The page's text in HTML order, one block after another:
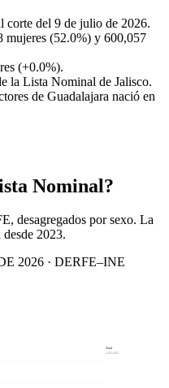
corte del 9 de julio de 2026.
mujeres (52.0%) y 600,057
(+0.0%).
la Lista Nominal de Jalisco.
de Guadalajara nació en
Nominal?
desagregados por sexo. La
2023.
2026 · DERFE–INE
Total
1,251,451